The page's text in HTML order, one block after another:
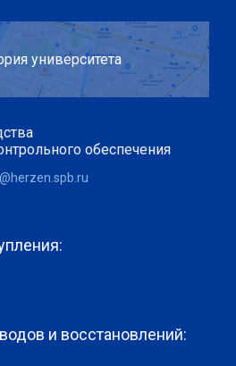
университета
обеспечения
и восстановлений: